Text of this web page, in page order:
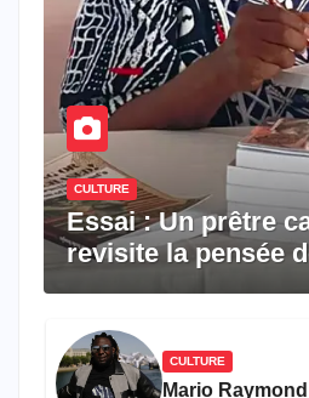
CULTURE
Essai : Un prêtre
revisite la pensée
CULTURE
Mario